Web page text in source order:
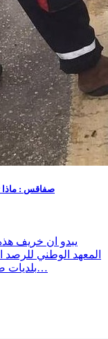
صفاقس : ماذا
يبدو ان خريف
المعهد الوطني
بلديات صفاقس الى الاسراع في القيام بعمليّة تنظيف…